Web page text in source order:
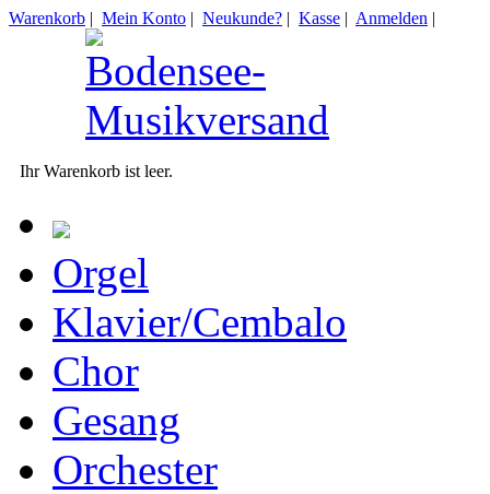
Warenkorb | Mein Konto | Neukunde? | Kasse | Anmelden |
Ihr Warenkorb ist leer.
Orgel
Klavier/Cembalo
Chor
Gesang
Orchester